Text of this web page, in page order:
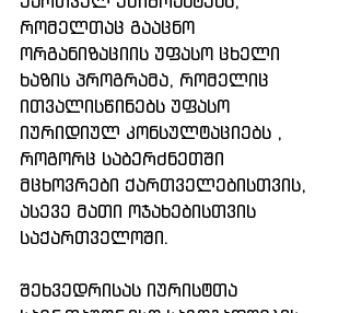
რომელთაც გააცნო
ორგანიზაციის უფასო ცხელი
ხაზის პროგრამა, რომელიც
ითვალისწინებს უფასო
იურიდიულ კონსულტაციებს ,
როგორც საბერძნეთში
მცხოვრები ქართველებისთვის,
ასევე მათი ოჯახებისთვის
საქართველოში.
შეხვედრისას იურისტთა